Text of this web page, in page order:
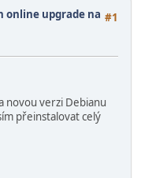
#1
online upgrade na
novou verzi Debianu
přeinstalovat celý